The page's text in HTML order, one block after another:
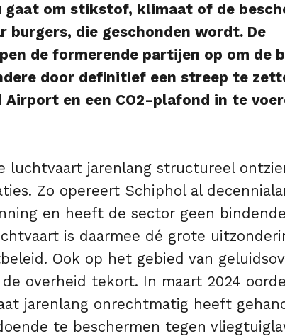
gaat om stikstof, klimaat of de
burgers, die geschonden wordt. De
de formerende partijen op om de
door definitief een streep te
en een CO2-plafond in te
luchtvaart jarenlang structureel
Zo opereert Schiphol al
en heeft de sector geen bindende
is daarmee dé grote
Ook op het gebied van
overheid tekort. In maart 2024
jarenlang onrechtmatig heeft
te beschermen tegen